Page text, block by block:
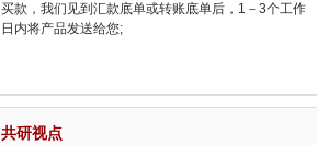
买款，我们见到汇款底单或转账底单后，1－3个工作
日内将产品发送给您;
共研视点